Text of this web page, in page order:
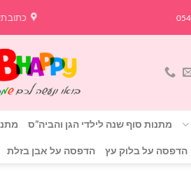
מתנות סוף שנה לילדי הגן והביה”ס
הדפסה על בלוק עץ הדפסה על אבן בזלת